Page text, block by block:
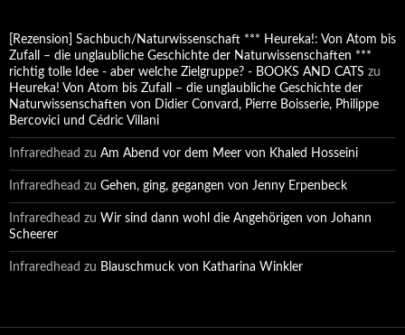
[Rezension] Sachbuch/Naturwissenschaft *** Heureka!: Von Atom bis
Zufall – die unglaubliche Geschichte der Naturwissenschaften ***
richtig tolle Idee - aber welche Zielgruppe? - BOOKS AND CATS zu
Heureka! Von Atom bis Zufall – die unglaubliche Geschichte der
Naturwissenschaften von Didier Convard, Pierre Boisserie, Philippe
Bercovici und Cédric Villani
Infraredhead zu Am Abend vor dem Meer von Khaled Hosseini
Infraredhead zu Gehen, ging, gegangen von Jenny Erpenbeck
Infraredhead zu Wir sind dann wohl die Angehörigen von Johann
Scheerer
Infraredhead zu Blauschmuck von Katharina Winkler